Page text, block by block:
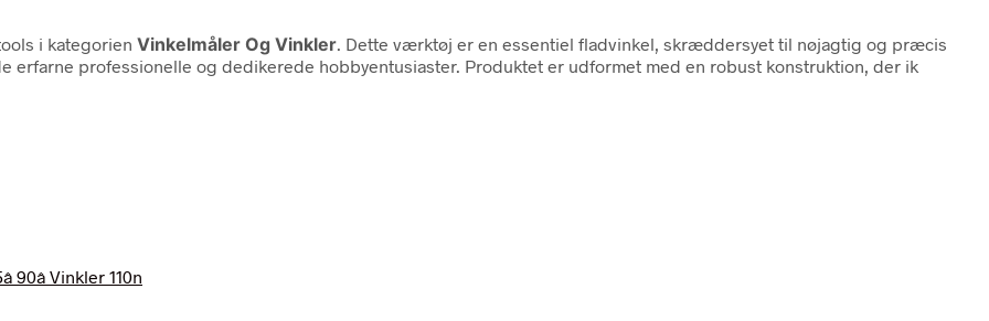
i kategorien Vinkelmåler Og Vinkler . Dette værktøj er en essentiel fladvinkel, skræddersyet til nøjagtig og præcis
erfarne professionelle og dedikerede hobbyentusiaster. Produktet er udformet med en robust konstruktion, der ik